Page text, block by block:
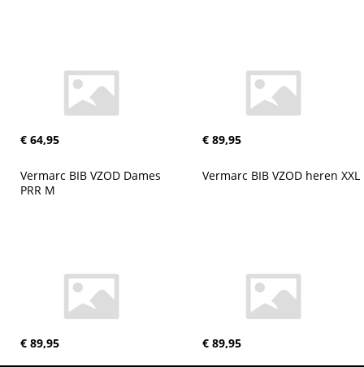
€ 64,95 € 89,95
Vermarc BIB VZOD Dames
PRR M
€ 89,95
Vermarc BIB VZOD heren XXL
€ 89,95